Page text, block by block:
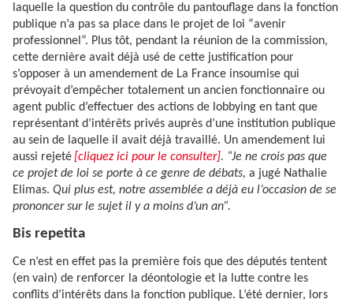
laquelle la question du contrôle du pantouflage dans la fonction
publique n’a pas sa place dans le projet de loi “avenir
professionnel”. Plus tôt, pendant la réunion de la commission,
cette dernière avait déjà usé de cette justification pour
s’opposer à un amendement de La France insoumise qui
prévoyait d’empêcher totalement un ancien fonctionnaire ou
agent public d’effectuer des actions de lobbying en tant que
représentant d’intérêts privés auprès d’une institution publique
au sein de laquelle il avait déjà travaillé. Un amendement lui
aussi rejeté [cliquez ici pour le consulter]. “Je ne crois pas que
ce projet de loi se porte à ce genre de débats, a jugé Nathalie
Elimas. Qui plus est, notre assemblée a déjà eu l’occasion de se
prononcer sur le sujet il y a moins d’un an”.
Bis repetita
Ce n’est en effet pas la première fois que des députés tentent
(en vain) de renforcer la déontologie et la lutte contre les
conflits d’intérêts dans la fonction publique. L’été dernier, lors